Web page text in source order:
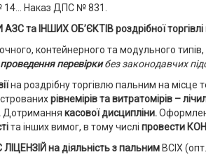
Наказ ДПС № 831.
та ІНШИХ ОБ’ЄКТІВ роздрібної
контейнерного та модульного
перевіркибез законодавчих
на роздрібну торгівлю пальним на місце
рівнемірів та витратомірів –
Дотримання касової дисципліни.
та інших вимог, в тому числі провести
на діяльність з пальним ВСІХ